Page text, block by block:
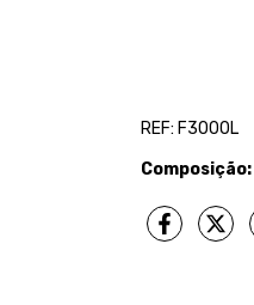
REF: F3000L
Composição: